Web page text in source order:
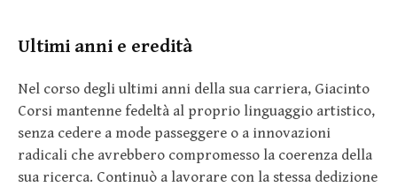
Ultimi anni e eredità
Nel corso degli ultimi anni della sua carriera, Giacinto
Corsi mantenne fedeltà al proprio linguaggio artistico,
senza cedere a mode passeggere o a innovazioni
radicali che avrebbero compromesso la coerenza della
sua ricerca. Continuò a lavorare con la stessa dedizione